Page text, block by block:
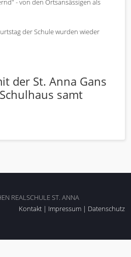
- von den Ortsansässigen als
der Schule wurden wieder
der St. Anna Gans
samt
REALSCHULE ST. ANNA
Kontakt | Impressum | Datenschutz